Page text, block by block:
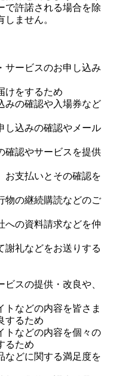
で許諾される場合を除
ません。
サービスのお申し込み
けをするため
みの確認や入場券など
し込みの確認やメール
確認やサービスを提供
お支払いとその確認を
物の継続購読などのご
への資料請求などを仲
謝礼などをお送りする
スの提供・改良や、
トなどの内容を皆さま
するため
トなどの内容を個々の
るため
などに関する満足度を